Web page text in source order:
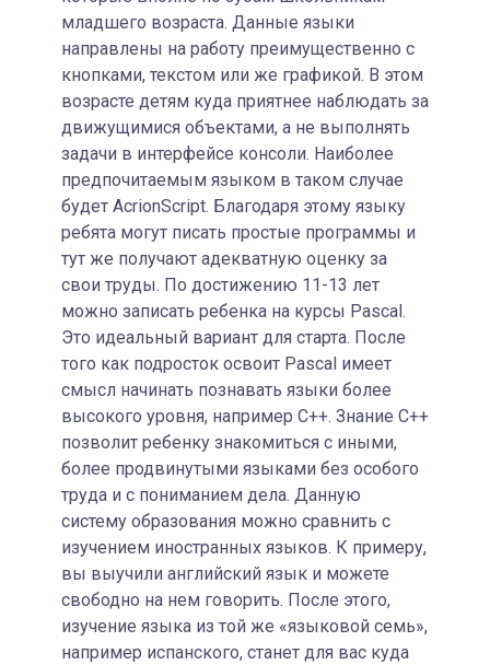
младшего возраста. Данные языки
направлены на работу преимущественно с
кнопками, текстом или же графикой. В этом
возрасте детям куда приятнее наблюдать за
движущимися объектами, а не выполнять
задачи в интерфейсе консоли. Наиболее
предпочитаемым языком в таком случае
будет AcrionScript. Благодаря этому языку
ребята могут писать простые программы и
тут же получают адекватную оценку за
свои труды. По достижению 11-13 лет
можно записать ребенка на курсы Pascal.
Это идеальный вариант для старта. После
того как подросток освоит Pascal имеет
смысл начинать познавать языки более
высокого уровня, например C++. Знание C++
позволит ребенку знакомиться с иными,
более продвинутыми языками без особого
труда и с пониманием дела. Данную
систему образования можно сравнить с
изучением иностранных языков. К примеру,
вы выучили английский язык и можете
свободно на нем говорить. После этого,
изучение языка из той же «языковой семь»,
например испанского, станет для вас куда